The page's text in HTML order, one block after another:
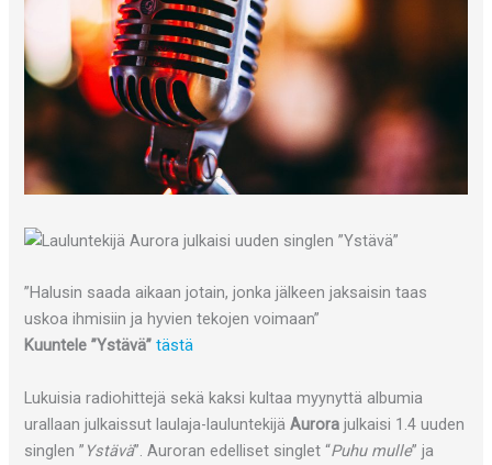
”Halusin saada aikaan jotain, jonka jälkeen jaksaisin taas
uskoa ihmisiin ja hyvien tekojen voimaan”
Kuuntele ”Ystävä” tästä
Lukuisia radiohittejä sekä kaksi kultaa myynyttä albumia
urallaan julkaissut laulaja-lauluntekijäAurora julkaisi 1.4 uuden
singlen ” Ystävä”. Auroran edelliset singlet “Puhu mulle” ja